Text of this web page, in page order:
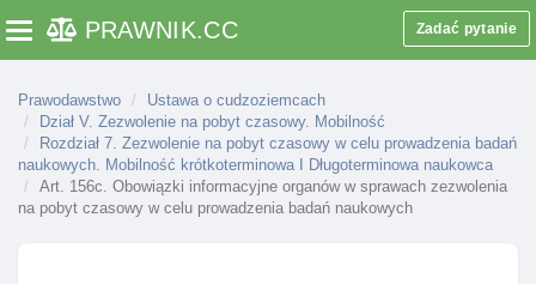
Toggle navigation
PRAWNIK.CC Zadać pytanie
Prawodawstwo
Ustawa o cudzoziemcach
Dział V. Zezwolenie na pobyt czasowy. Mobilność
Rozdział 7. Zezwolenie na pobyt czasowy w celu prowadzenia badań
naukowych. Mobilność krótkoterminowa I Długoterminowa naukowca
Art. 156c. Obowiązki informacyjne organów w sprawach zezwolenia
na pobyt czasowy w celu prowadzenia badań naukowych
Art. 147. Przesłanki odmowy zezwolenia na pobyt
Art. 148. Inne przesłanki odmowy wydania lub
cofnięcia kolejnego zezwolenia na pobyt czasowy
w celu kształcenia się na studiach
Art. 148a. Zaświadczenie o przyjęciu cudzoziemca